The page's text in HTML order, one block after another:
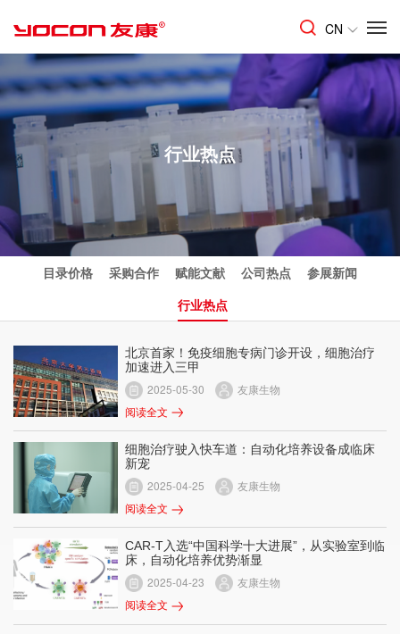
CN
行业热点
目录价格 采购合作 赋能文献 公司热点
参展新闻
行业热点
北京首家！免疫细胞专病门诊开设，细胞治疗
加速进入三甲
2025-05-30
友康生物
阅读全文
细胞治疗驶入快车道：自动化培养设备成临床
新宠
2025-04-25
友康生物
阅读全文
CAR-T入选“中国科学十大进展”，从实验室到临
床，自动化培养优势渐显
2025-04-23
友康生物
阅读全文